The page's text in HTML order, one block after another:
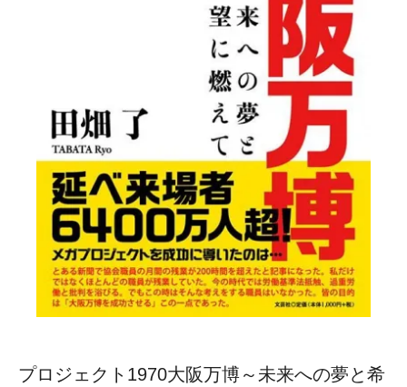
プロジェクト1970大阪万博～未来への夢と希